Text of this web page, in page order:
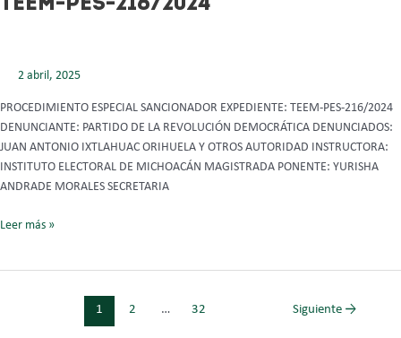
TEEM-PES-216/2024
2 abril, 2025
PROCEDIMIENTO ESPECIAL SANCIONADOR EXPEDIENTE: TEEM-PES-216/2024
DENUNCIANTE: PARTIDO DE LA REVOLUCIÓN DEMOCRÁTICA DENUNCIADOS:
JUAN ANTONIO IXTLAHUAC ORIHUELA Y OTROS AUTORIDAD INSTRUCTORA:
INSTITUTO ELECTORAL DE MICHOACÁN MAGISTRADA PONENTE: YURISHA
ANDRADE MORALES SECRETARIA
Leer más »
1 2 … 32 Siguiente →